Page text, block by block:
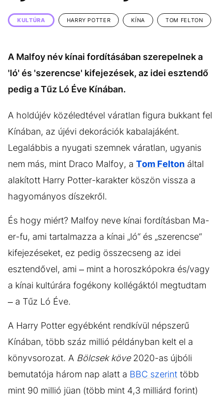
KÖZÉLET UTAZÁS
ÉLETMÓD DESIGN
VIDEÓ TÖRTÉNETEK
GASZTRO
KULTÚRA HARRY POTTER KÍNA TOM FELTON
A Malfoy név kínai fordításában szerepelnek a
'ló' és 'szerencse' kifejezések, az idei esztendő
pedig a Tűz Ló Éve Kínában.
A holdújév közéledtével váratlan figura bukkant fel
Kínában, az újévi dekorációk kabalajáként.
Legalábbis a nyugati szemnek váratlan, ugyanis
nem más, mint Draco Malfoy, a Tom Felton által
alakított Harry Potter-karakter köszön vissza a
hagyományos díszekről.
És hogy miért? Malfoy neve kínai fordításban Ma-
er-fu, ami tartalmazza a kínai „ló“ és „szerencse“
kifejezéseket, ez pedig összecseng az idei
esztendővel, ami – mint a horoszkópokra és/vagy
a kínai kultúrára fogékony kollégáktól megtudtam
– a Tűz Ló Éve.
A Harry Potter egyébként rendkívül népszerű
Kínában, több száz millió példányban kelt el a
könyvsorozat. A Bölcsek köve2020-as újbóli
bemutatója három nap alatt a BBC szerint több
mint 90 millió jüan (több mint 4,3 milliárd forint)